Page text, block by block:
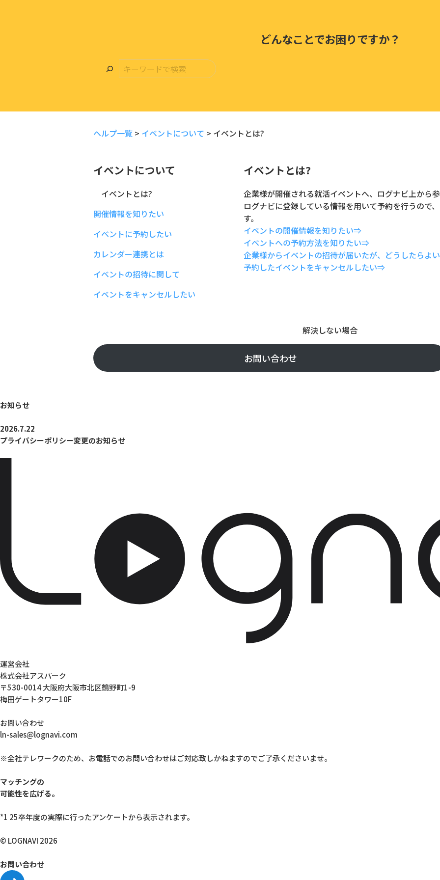
どんなことでお困りですか？
ヘルプ一覧 > イベントについて > イベントとは?
イベントについて
イベントとは?
開催情報を知りたい
イベントに予約したい
カレンダー連携とは
イベントの招待に関して
イベントをキャンセルしたい
イベントとは?
企業様が開催される就活イベントへ、ログナビ上から
ログナビに登録している情報を用いて予約を行うので
す。
イベントの開催情報を知りたい⇒
イベントへの予約方法を知りたい⇒
企業様からイベントの招待が届いたが、どうしたらよ
予約したイベントをキャンセルしたい⇒
解決しない場合
お問い合わせ
お知らせ
2026.7.22
プライバシーポリシー変更のお知らせ
運営会社
株式会社アスパーク
〒530-0014 大阪府大阪市北区鶴野町1-9
梅田ゲートタワー10F
お問い合わせ
ln-sales@lognavi.com
※全社テレワークのため、お電話でのお問い合わせはご対応致しかねますのでご了承くださいませ。
マッチングの
可能性を広げる。
*1 25卒年度の実際に行ったアンケートから表示されます。
© LOGNAVI 2026
お問い合わせ